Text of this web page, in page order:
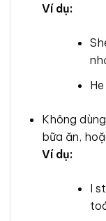
Ví dụ:
Không
bữa ăn,
Ví dụ:
I